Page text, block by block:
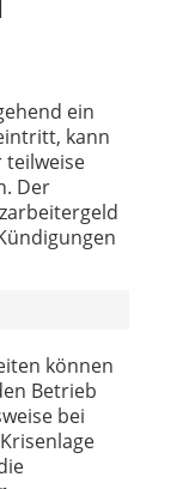
ein
kann
teilweise
Der
können
Betrieb
bei